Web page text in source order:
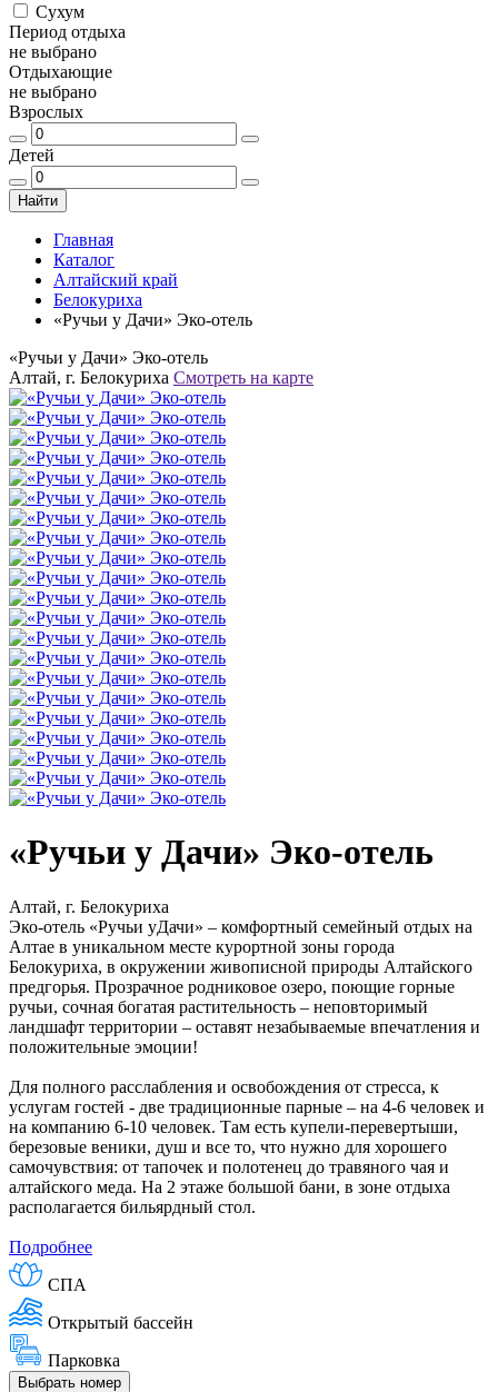
Сухум
Период отдыха
не выбрано
Отдыхающие
не выбрано
Взрослых
Детей
Найти
Главная
Каталог
Алтайский край
Белокуриха
«Ручьи у Дачи» Эко-отель
«Ручьи у Дачи» Эко-отель
Алтай, г. Белокуриха Смотреть на карте
«Ручьи у Дачи» Эко-отель
Алтай, г. Белокуриха
Эко-отель «Ручьи уДачи» – комфортный семейный отдых на
Алтае в уникальном месте курортной зоны города
Белокуриха, в окружении живописной природы Алтайского
предгорья. Прозрачное родниковое озеро, поющие горные
ручьи, сочная богатая растительность – неповторимый
ландшафт территории – оставят незабываемые впечатления и
положительные эмоции!
Для полного расслабления и освобождения от стресса, к
услугам гостей - две традиционные парные – на 4-6 человек и
на компанию 6-10 человек. Там есть купели-перевертыши,
березовые веники, душ и все то, что нужно для хорошего
самочувствия: от тапочек и полотенец до травяного чая и
алтайского меда. На 2 этаже большой бани, в зоне отдыха
располагается бильярдный стол.
Подробнее
СПА
Открытый бассейн
Парковка
Выбрать номер